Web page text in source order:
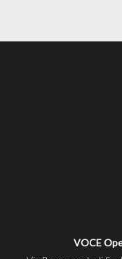
VOCE